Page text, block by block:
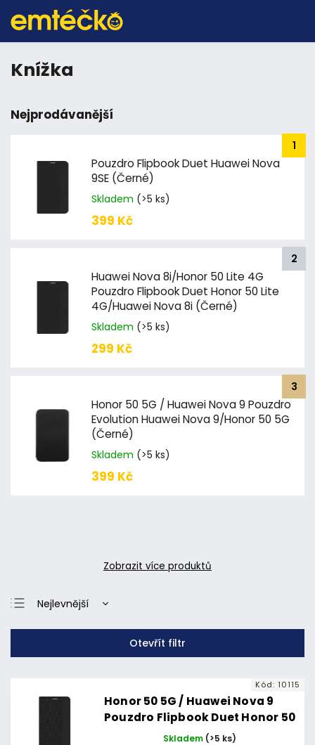
Knížka
Nejprodávanější
Pouzdro Flipbook Duet Huawei Nova
9SE (Černé)
Skladem (>5 ks)
399 Kč
Huawei Nova 8i/Honor 50 Lite 4G
Pouzdro Flipbook Duet Honor 50 Lite
4G/Huawei Nova 8i (Černé)
Skladem (>5 ks)
299 Kč
Honor 50 5G / Huawei Nova 9 Pouzdro
Evolution Huawei Nova 9/Honor 50 5G
(Černé)
Skladem (>5 ks)
399 Kč
Zobrazit více produktů
Nejlevnější
Nejdražší
Otevřít filtr
Honor 50 5G / Huawei Nova 9
Pouzdro Flipbook Duet Honor 50
5G/Huawei Nova 9 (Černé)
Skladem (>5 ks)
Kód: 10115